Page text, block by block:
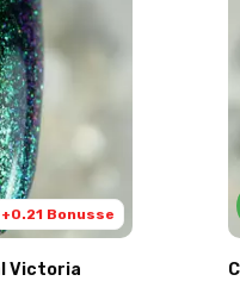
+0.21 Bonusse
Victoria